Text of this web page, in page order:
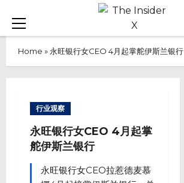
content
Primary
Home »永旺银行女CEO 4月起掌舵伊斯兰银行
行业观察
永旺银行女CEO 4月起掌
舵伊斯兰银行
永旺银行女CEO拉惹德麦慕